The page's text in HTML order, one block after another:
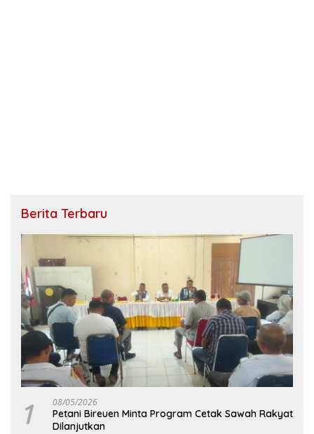
Berita Terbaru
1 08/05/2026
Petani Bireuen Minta Program Cetak Sawah Rakyat
Dilanjutkan